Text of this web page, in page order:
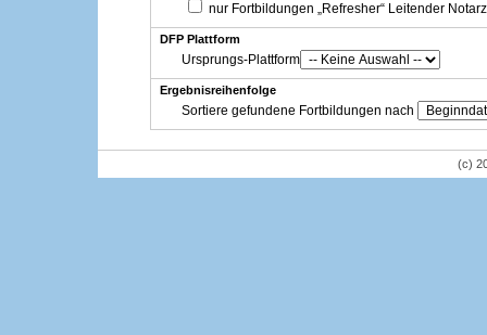
nur Fortbildungen „Refresher“ Leitender
DFP Plattform
Ursprungs-Plattform
Ergebnisreihenfolge
Sortiere gefundene Fortbildungen nach
(c)